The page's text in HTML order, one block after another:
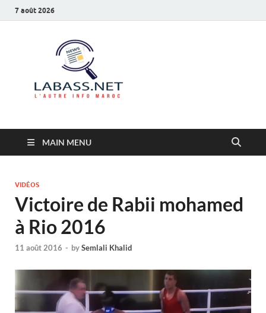
7 août 2026
MAIN MENU
VIDÉOS
Victoire de Rabii mohamed
à Rio 2016
11 août 2016 - bySemlali Khalid